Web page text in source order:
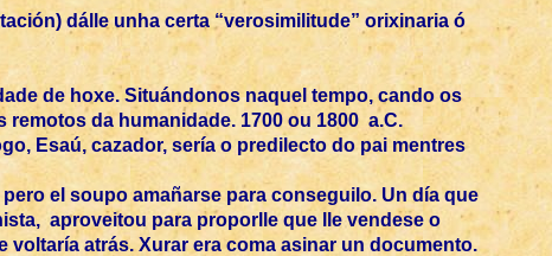
dálle unha certa “verosimilitude” orixinaria ó
de hoxe. Situándonos naquel tempo, cando os
da humanidade. 1700 ou 1800 a.C.
Esaú, cazador, sería o predilecto do pai mentres
el soupo amañarse para conseguilo. Un día que
aproveitou para proporlle que lle vendese o
atrás. Xurar era coma asinar un documento.